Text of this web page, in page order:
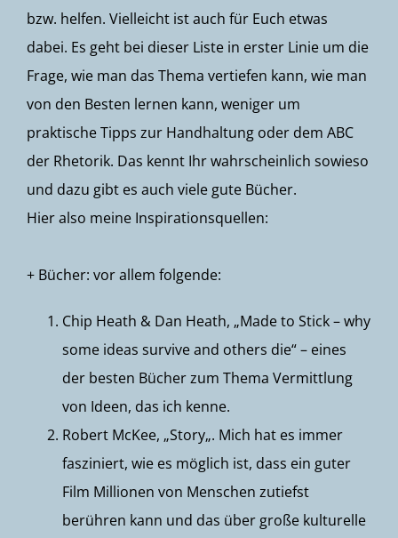
bzw. helfen. Vielleicht ist auch für Euch etwas
dabei. Es geht bei dieser Liste in erster Linie um die
Frage, wie man das Thema vertiefen kann, wie man
von den Besten lernen kann, weniger um
praktische Tipps zur Handhaltung oder dem ABC
der Rhetorik. Das kennt Ihr wahrscheinlich sowieso
und dazu gibt es auch viele gute Bücher.
Hier also meine Inspirationsquellen:
+ Bücher: vor allem folgende:
Chip Heath & Dan Heath, „Made to Stick– why
some ideas survive and others die“ – eines
der besten Bücher zum Thema Vermittlung
von Ideen, das ich kenne.
Robert McKee, „Story„. Mich hat es immer
fasziniert, wie es möglich ist, dass ein guter
Film Millionen von Menschen zutiefst
berühren kann und das über große kulturelle